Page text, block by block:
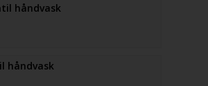
håndvask
håndvask